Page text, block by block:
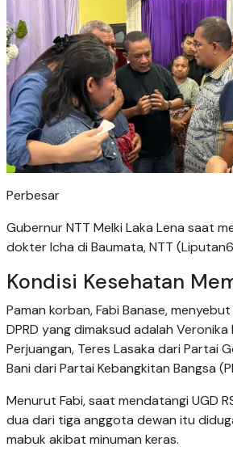
Perbesar
Gubernur NTT Melki Laka Lena saat
dokter Icha di Baumata, NTT
Kondisi Kesehatan
Paman korban, Fabi Banase,
DPRD yang dimaksud adalah Veronika
Perjuangan, Teres Lasaka dari Partai
Bani dari Partai Kebangkitan Bangsa
Menurut Fabi, saat mendatangi UGD
dua dari tiga anggota dewan itu
mabuk akibat minuman keras.